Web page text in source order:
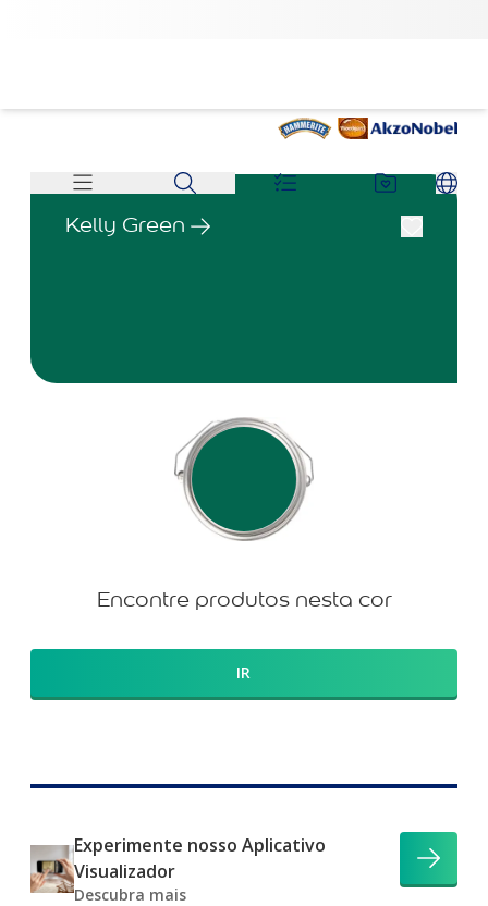
Kelly Green
Encontre produtos nesta cor
IR
Experimente nosso Aplicativo
Visualizador
Descubra mais